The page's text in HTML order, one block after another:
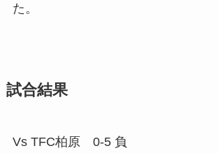
た。
試合結果
Vs TFC柏原 0-5 負